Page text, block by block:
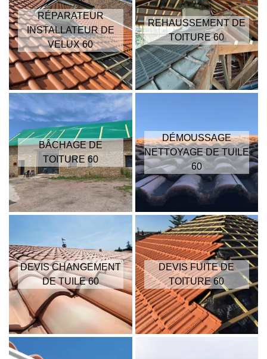
RÉPARATEUR
INSTALLATEUR DE
VELUX 60
REHAUSSEMENT DE
TOITURE 60
BÂCHAGE DE
TOITURE 60
DÉMOUSSAGE
NETTOYAGE DE TUILE
60
DEVIS CHANGEMENT
DE TUILE 60
DEVIS FUITE DE
TOITURE 60